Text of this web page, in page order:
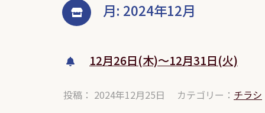
月: 2024年12月
12月26日(木)～12月31日(火)
投稿： 2024年12月25日 カテゴリー： チラシ